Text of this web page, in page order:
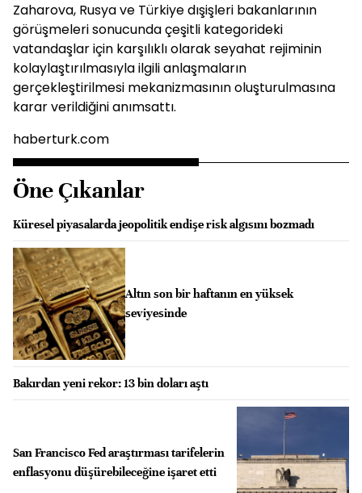
Zaharova, Rusya ve Türkiye dışişleri bakanlarının
görüşmeleri sonucunda çeşitli kategorideki
vatandaşlar için karşılıklı olarak seyahat rejiminin
kolaylaştırılmasıyla ilgili anlaşmaların
gerçekleştirilmesi mekanizmasının oluşturulmasına
karar verildiğini anımsattı.
haberturk.com
Öne Çıkanlar
Küresel piyasalarda jeopolitik endişe risk algısını bozmadı
Altın son bir haftanın en yüksek
seviyesinde
Bakırdan yeni rekor: 13 bin doları aştı
San Francisco Fed araştırması tarifelerin
enflasyonu düşürebileceğine işaret etti